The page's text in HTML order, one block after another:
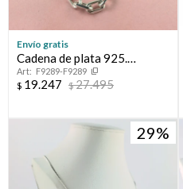
Envío gratis
Cadena de plata 925.
Modelo, FORCET.
F9289-F9289
$ 19.247 $27.495
29